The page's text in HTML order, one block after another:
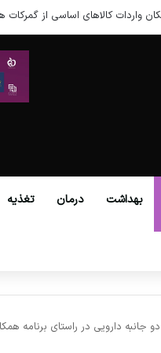
واردات کالاهای اساسی از
بهداشت درمان تغذیه
دارویی در راستای برنامه همکاری های جامع